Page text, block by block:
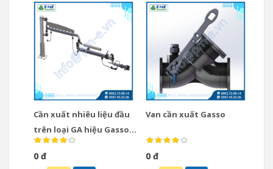
Cần xuất nhiêu liệu đầu
trên loại GA hiệu Gasso
Tây Ban Nha / Cần xuất
nhiêu liệu loại Top GA
0 đ
Van cần xuất Gasso
0 đ